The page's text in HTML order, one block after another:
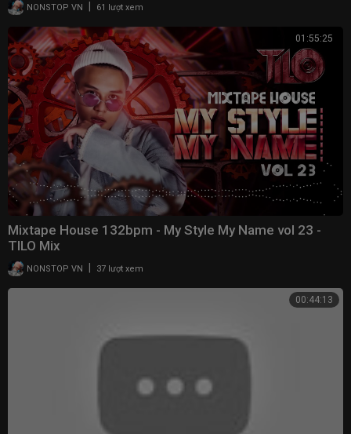
NONSTOP VN 61 lượt xem
01:55:25
Mixtape House 132bpm - My Style My Name vol 23 -
TILO Mix
NONSTOP VN 37 lượt xem
00:44:13